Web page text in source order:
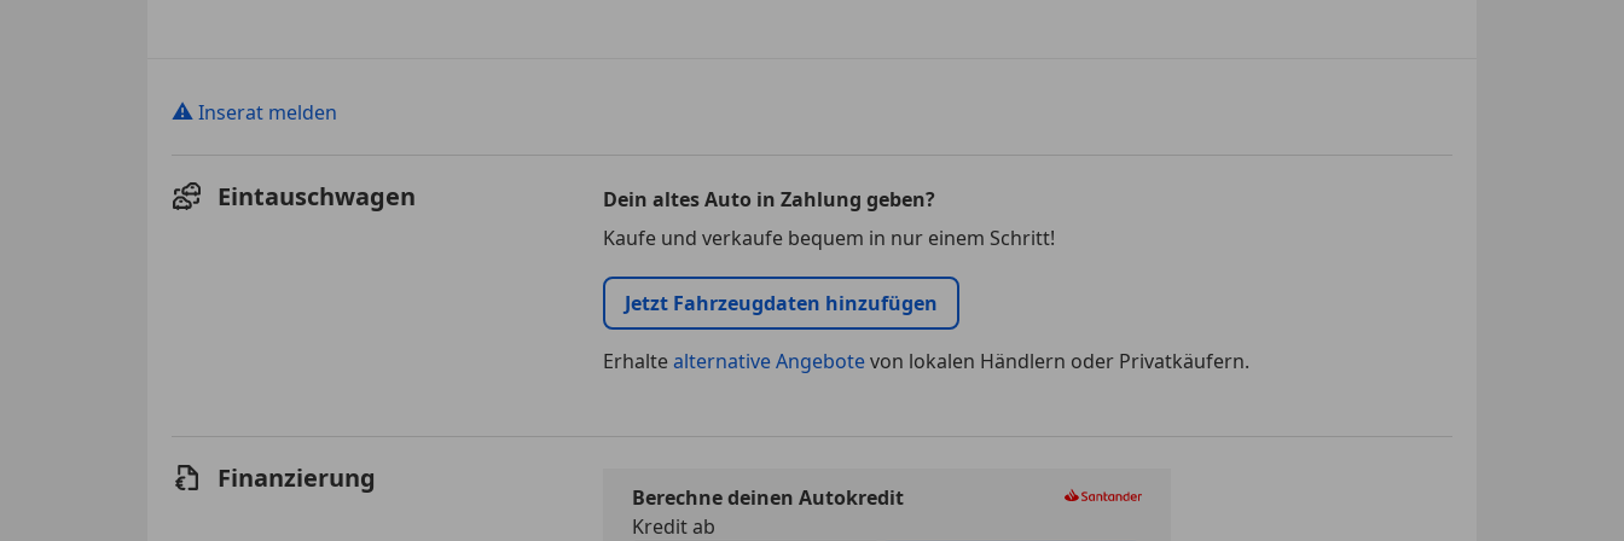
⚠ Inserat melden
Eintauschwagen
Dein altes Auto in Zahlung geben?
Kaufe und verkaufe bequem in nur einem Schritt!
Jetzt Fahrzeugdaten hinzufügen
Erhaltealternative Angebotevon lokalen Händlern oder Privatkäufern.
Finanzierung
Berechne deinen Autokredit
Kredit ab